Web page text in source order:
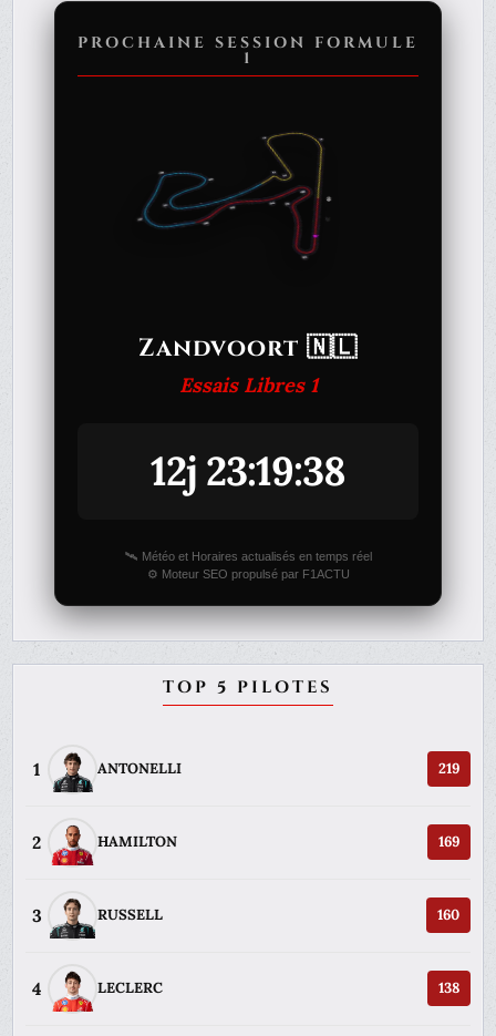
PROCHAINE SESSION FORMULE
1
Zandvoort 🇳🇱
Essais Libres 1
12j 23:19:38
🛰️ Météo et Horaires actualisés en temps réel
⚙️ Moteur SEO propulsé par F1ACTU
TOP 5 PILOTES
1 ANTONELLI 219
2 HAMILTON 169
3 RUSSELL 160
4 LECLERC 138